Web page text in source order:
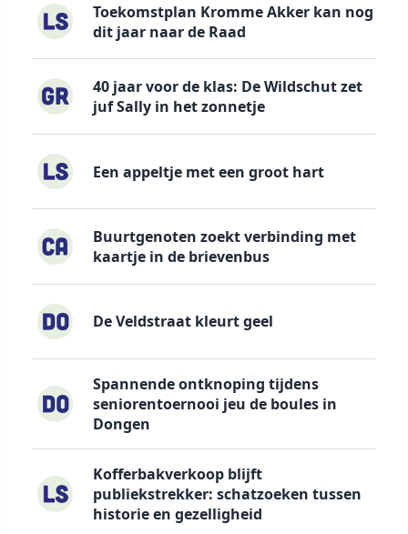
Toekomstplan Kromme Akker kan nog
dit jaar naar de Raad
40 jaar voor de klas: De Wildschut zet
juf Sally in het zonnetje
Een appeltje met een groot hart
Buurtgenoten zoekt verbinding met
kaartje in de brievenbus
De Veldstraat kleurt geel
Spannende ontknoping tijdens
seniorentoernooi jeu de boules in
Dongen
Kofferbakverkoop blijft
publiekstrekker: schatzoeken tussen
historie en gezelligheid